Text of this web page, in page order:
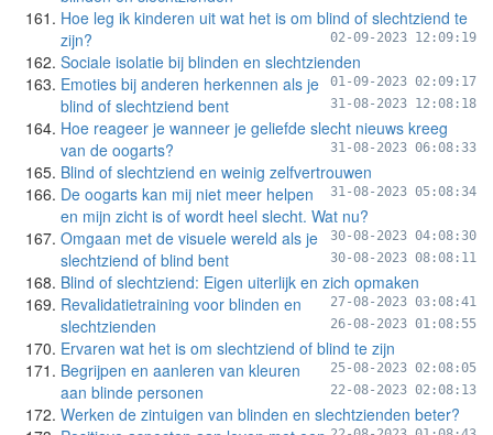
Hoe leg ik kinderen uit wat het is om blind of slechtziend te
zijn?
02-09-2023 12:09:19
Sociale isolatie bij blinden en slechtzienden
01-09-2023 02:09:17
Emoties bij anderen herkennen als je
blind of slechtziend bent
31-08-2023 12:08:18
Hoe reageer je wanneer je geliefde slecht nieuws kreeg
van de oogarts?
31-08-2023 06:08:33
Blind of slechtziend en weinig zelfvertrouwen
31-08-2023 05:08:34
De oogarts kan mij niet meer helpen
en mijn zicht is of wordt heel slecht. Wat nu?
30-08-2023 04:08:30
Omgaan met de visuele wereld als je
slechtziend of blind bent
30-08-2023 08:08:11
Blind of slechtziend: Eigen uiterlijk en zich opmaken
27-08-2023 03:08:41
Revalidatietraining voor blinden en
slechtzienden
26-08-2023 01:08:55
Ervaren wat het is om slechtziend of blind te zijn
25-08-2023 02:08:05
Begrijpen en aanleren van kleuren
aan blinde personen
22-08-2023 02:08:13
Werken de zintuigen van blinden en slechtzienden beter?